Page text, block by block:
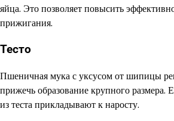
яйца. Это позволяет повысить
прижигания.
Тесто
Пшеничная мука с уксусом от шипицы
прижечь образование крупного размера.
из теста прикладывают к наросту.